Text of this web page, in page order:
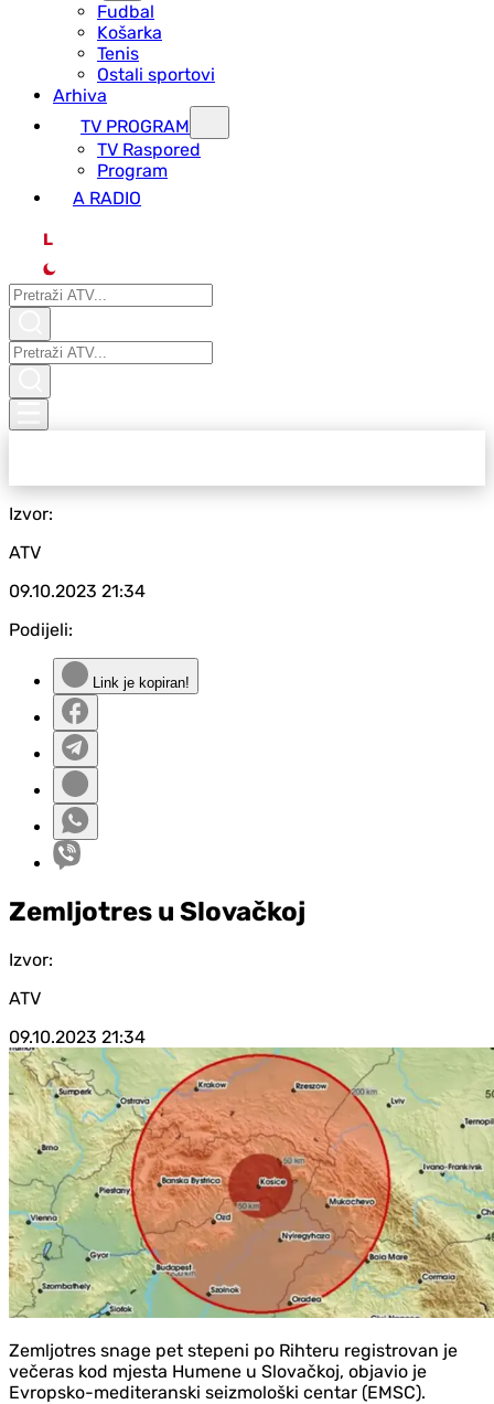
Fudbal
Košarka
Tenis
Ostali sportovi
Arhiva
TV PROGRAM
ТV Raspored
Program
A RADIO
L
Izvor:
ATV
09.10.2023 21:34
Podijeli:
Link je kopiran!
Zemljotres u Slovačkoj
Izvor:
ATV
09.10.2023 21:34
Zemljotres snage pet stepeni po Rihteru registrovan je
večeras kod mjesta Humene u Slovačkoj, objavio je
Evropsko-mediteranski seizmološki centar (EMSC).